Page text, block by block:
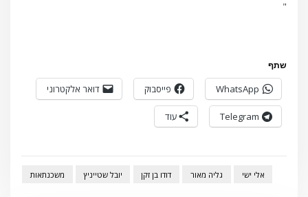
"
שתף
WhatsApp פייסבוק דואר אלקטרוני
Telegram עוד
אלי ישי גליה מאור דודו בן זקן יובל שטייניץ משכנתאות